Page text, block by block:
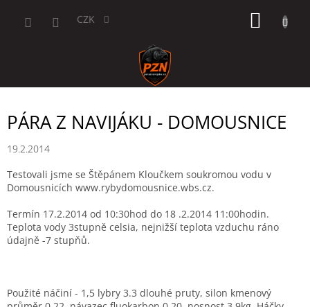
CZK
PÁRA Z NAVIJÁKU - DOMOUSNICE
19.2.2014
Testovali jsme se Štěpánem Kloučkem soukromou vodu v
Domousnicích www.rybydomousnice.wbs.cz.
Termín 17.2.2014 od 10:30hod do 18 .2.2014 11:00hodin.
Teplota vody 3stupně celsia, nejnižší teplota vzduchu ráno
údajně -7 stupňů.
Použité náčiní - 1,5 lybry 3.3 dlouhé pruty, silon kmenový